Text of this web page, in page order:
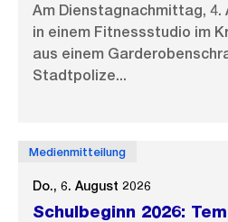
Am Dienstagnachmittag, 4.
in einem Fitnessstudio im
aus einem
Stadtpolize...
Medienmitteilung
Do., 6. August 2026
Schulbeginn 2026: